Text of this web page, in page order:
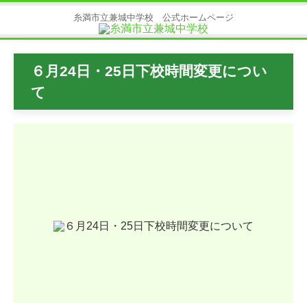
糸満市立兼城中学校 公式ホームページ
６月24日・25日下校時間変更につい
て